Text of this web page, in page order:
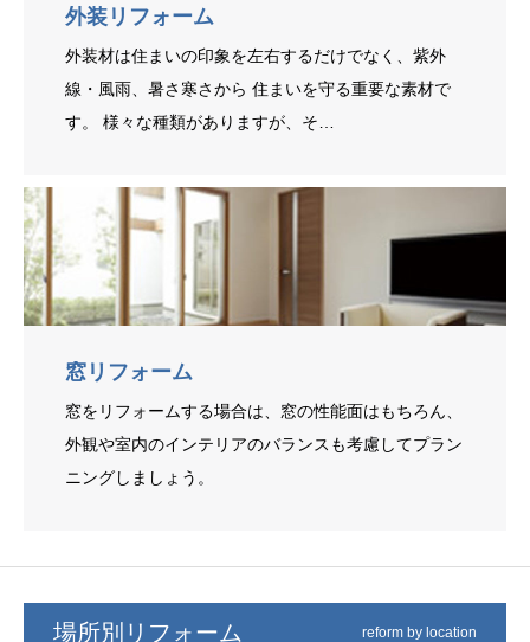
外装リフォーム
外装材は住まいの印象を左右するだけでなく、紫外
線・風雨、暑さ寒さから 住まいを守る重要な素材で
す。 様々な種類がありますが、そ…
窓リフォーム
窓をリフォームする場合は、窓の性能面はもちろん、
外観や室内のインテリアのバランスも考慮してプラン
ニングしましょう。
場所別リフォーム reform by location